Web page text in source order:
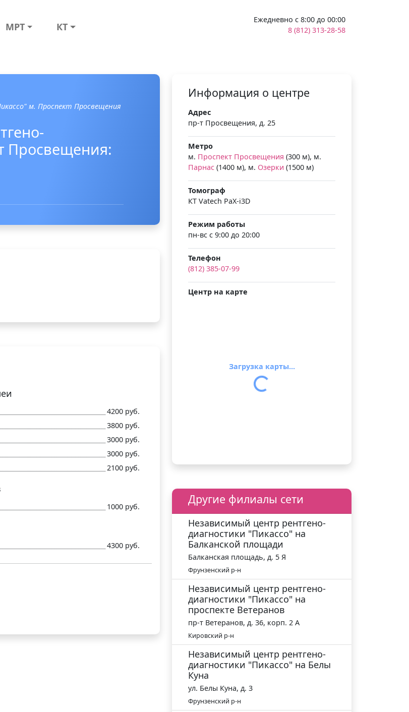
МРТ КТ
Ежедневно с 8:00 до 00:00
8 (812) 313-28-58
м. Проспект Просвещения
Просвещения:
4200 руб.
3800 руб.
3000 руб.
3000 руб.
2100 руб.
1000 руб.
4300 руб.
Информация о центре
Адрес
пр-т Просвещения, д. 25
Метро
м. Проспект Просвещения (300 м), м.
Парнас (1400 м), м. Озерки (1500 м)
Томограф
КТ Vatech PaX-i3D
Режим работы
пн-вс с 9:00 до 20:00
Телефон
(812) 385-07-99
Центр на карте
Загрузка карты...
Другие филиалы сети
Независимый центр рентгено-
диагностики "Пикассо" на
Балканской площади
​Балканская площадь, д. 5 Я
Фрунзенский р-н
Независимый центр рентгено-
диагностики "Пикассо" на
проспекте Ветеранов
пр-т ​Ветеранов, д. 36, корп. 2 А
Кировский р-н
Независимый центр рентгено-
диагностики "Пикассо" на ​Белы
Куна
ул. ​Белы Куна, д. 3
Фрунзенский р-н